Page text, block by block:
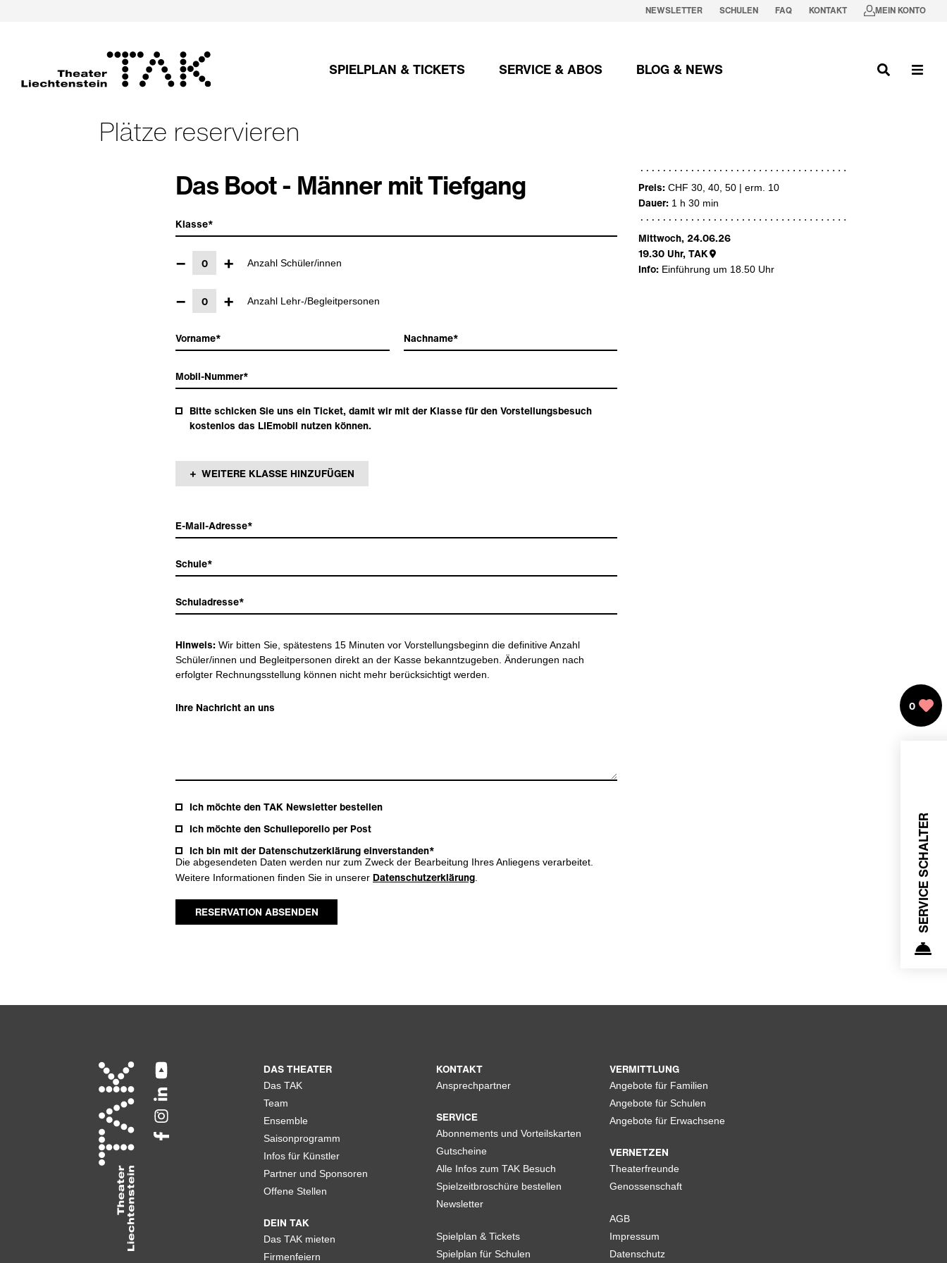
NEWSLETTER SCHULEN FAQ KONTAKT MEIN KONTO
SPIELPLAN & TICKETS SERVICE & ABOS BLOG & NEWS
Plätze reservieren
Das Boot - Männer mit Tiefgang
− + Anzahl Schüler/innen
− + Anzahl Lehr-/Begleitpersonen
Bitte schicken Sie uns ein Ticket, damit wir mit der Klasse für den Vorstellungsbesuch
kostenlos das LIEmobil nutzen können.
+ WEITERE KLASSE HINZUFÜGEN
Hinweis: Wir bitten Sie, spätestens 15 Minuten vor Vorstellungsbeginn die definitive Anzahl
Schüler/innen und Begleitpersonen direkt an der Kasse bekanntzugeben. Änderungen nach
erfolgter Rechnungsstellung können nicht mehr berücksichtigt werden.
Ich möchte den TAK Newsletter bestellen
Ich möchte den Schulleporello per Post
Ich bin mit der Datenschutzerklärung einverstanden*
Die abgesendeten Daten werden nur zum Zweck der Bearbeitung Ihres Anliegens verarbeitet.
Weitere Informationen finden Sie in unserer Datenschutzerklärung
RESERVATION ABSENDEN
Preis: CHF 30, 40, 50 | erm. 10
Dauer: 1 h 30 min
Mittwoch, 24.06.26
19.30 Uhr,TAK
Info: Einführung um 18.50 Uhr
SERVICE SCHALTER
0
DAS THEATER
Das TAK
Team
Ensemble
Saisonprogramm
Infos für Künstler
Partner und Sponsoren
Offene Stellen
DEIN TAK
Das TAK mieten
Firmenfeiern
KONTAKT
Ansprechpartner
SERVICE
Abonnements und Vorteilskarten
Gutscheine
Alle Infos zum TAK Besuch
Spielzeitbroschüre bestellen
Newsletter
Spielplan & Tickets
Spielplan für Schulen
VERMITTLUNG
Angebote für Familien
Angebote für Schulen
Angebote für Erwachsene
VERNETZEN
Theaterfreunde
Genossenschaft
AGB
Impressum
Datenschutz